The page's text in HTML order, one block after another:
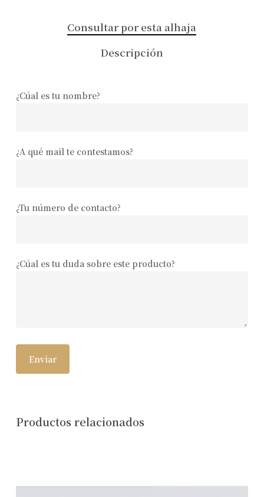
Consultar por esta alhaja
Descripción
¿Cúal es tu nombre?
¿A qué mail te contestamos?
¿Tu número de contacto?
¿Cúal es tu duda sobre este producto?
Productos relacionados